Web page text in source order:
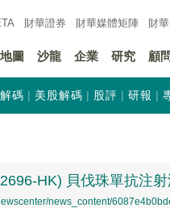
財華證券 財華媒體矩陣 財華
地圖 沙龍 企業 研究 顧問
碼 美股解碼 股評 研報
HK) 貝伐珠單抗注
news_content/